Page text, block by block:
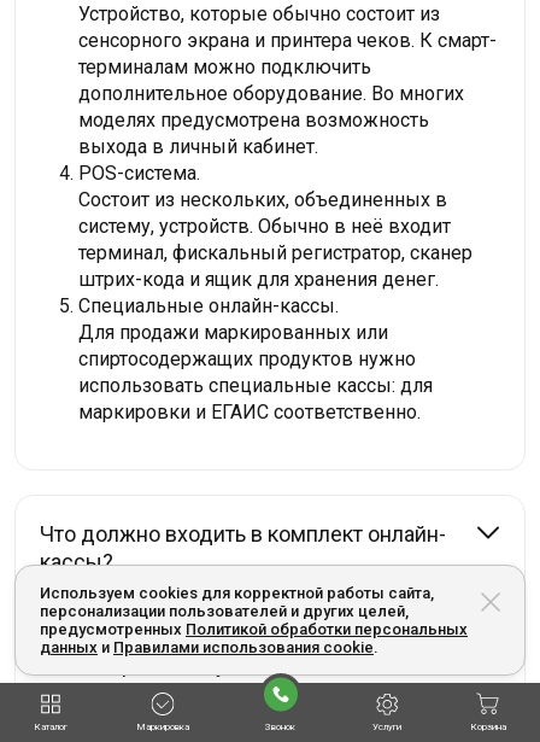
Устройство, которые обычно состоит из
сенсорного экрана и принтера чеков. К смарт-
терминалам можно подключить
дополнительное оборудование. Во многих
моделях предусмотрена возможность
выхода в личный кабинет.
POS-система.
Состоит из нескольких, объединенных в
систему, устройств. Обычно в неё входит
терминал, фискальный регистратор, сканер
штрих-кода и ящик для хранения денег.
Специальные онлайн-кассы.
Для продажи маркированных или
спиртосодержащих продуктов нужно
использовать специальные кассы: для
маркировки и ЕГАИС соответственно.
Что должно входить в комплект онлайн-
кассы?
Как выбрать кассу?
Используем cookies для корректной работы сайта,
персонализации пользователей и других целей,
предусмотренных Политикой обработки персональных
данных и Правилами использования cookie.
Каталог Маркировка Звонок Услуги Корзина